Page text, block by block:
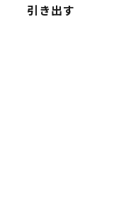
引き出す